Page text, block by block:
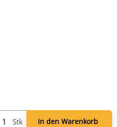
Stk In den Warenkorb